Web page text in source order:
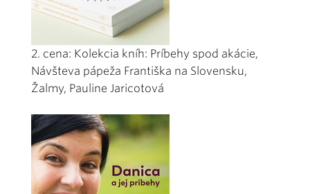
2. cena: Kolekcia kníh: Príbehy spod akácie,
Návšteva pápeža Františka na Slovensku,
Žalmy, Pauline Jaricotová